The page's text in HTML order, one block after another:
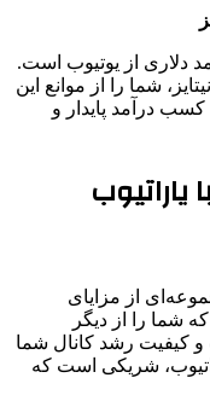
دلاری از یوتیوب است.
شما را از موانع این
درآمد پایدار و
از مزایای
شما را از دیگر
و کیفیت رشد کانال شما
شریکی است که